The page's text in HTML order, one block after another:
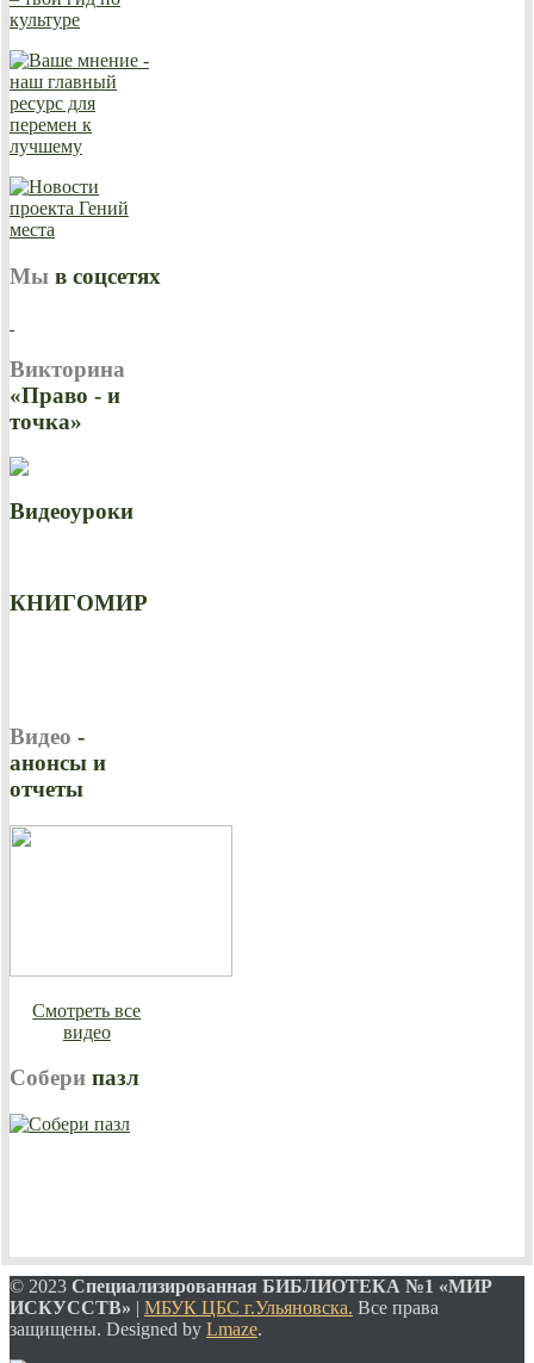
Мы в соцсетях
Викторина
«Право - и
точка»
Видеоуроки
КНИГОМИР
Видео -
анонсы и
отчеты
Смотреть все
видео
Собери пазл
© 2023 Специализированная БИБЛИОТЕКА №1 «МИР
ИСКУССТВ» | МБУК ЦБС г.Ульяновска. Все права
защищены. Designed by Lmaze.